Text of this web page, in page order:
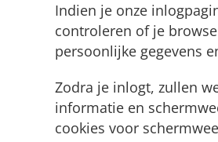
Indien je onze
controleren of je
persoonlijke gegevens
Zodra je inlogt, zullen
informatie en
cookies voor